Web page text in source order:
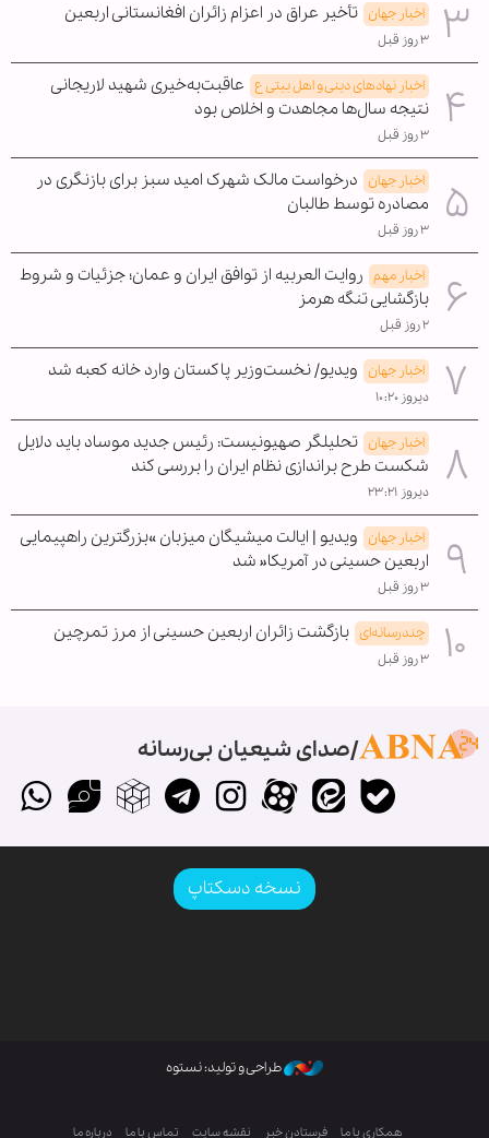
اخبار جهان تأخیر عراق در اعزام زائران افغانستانی اربعین
۳ روز قبل
اخبار نهادهای دینی و اهل بیتی ع عاقبت‌به‌خیری شهید لاریجانی
نتیجه سال‌ها مجاهدت و اخلاص بود
۳ روز قبل
اخبار جهان درخواست مالک شهرک امید سبز برای بازنگری در
مصادره توسط طالبان
۳ روز قبل
اخبار مهم روایت العربیه از توافق ایران و عمان؛ جزئیات و شروط
بازگشایی تنگه هرمز
۲ روز قبل
اخبار جهان ویدیو/ نخست‌وزیر پاکستان وارد خانه کعبه شد
دیروز ۱۰:۲۰
اخبار جهان تحلیلگر صهیونیست: رئیس جدید موساد باید دلایل
شکست طرح براندازی نظام ایران را بررسی کند
دیروز ۲۳:۲۱
اخبار جهان ویدیو | ایالت میشیگان میزبان »بزرگترین راهپیمایی
اربعین حسینی در آمریکا« شد
۳ روز قبل
چندرسانه‌ای بازگشت زائران اربعین حسینی از مرز تمرچین
۳ روز قبل
صدای شیعیان بی‌رسانه
نسخه دسکتاپ
طراحی و تولید: نستوه
همکاری با ما فرستادن خبر نقشه سایت تماس با ما درباره ما